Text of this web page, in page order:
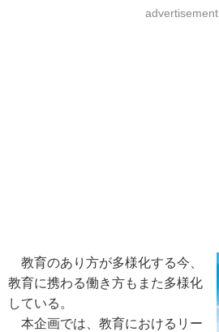
advertisement
教育のあり方が多様化する今、
教育に携わる働き方もまた多様化
している。
本企画では、教育におけるリー